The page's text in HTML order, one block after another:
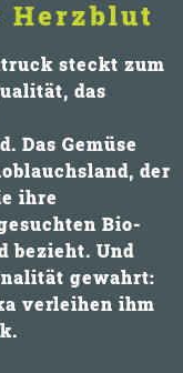
Herzblut
steckt zum
das
Das Gemüse
der
ihre
Bio-
bezieht. Und
gewahrt:
verleihen ihm